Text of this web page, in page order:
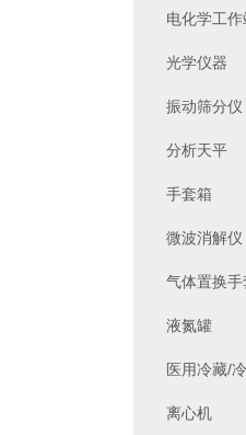
电化学工作
光学仪器
振动筛分仪
分析天平
手套箱
微波消解仪
气体置换手
液氮罐
医用冷藏/
离心机